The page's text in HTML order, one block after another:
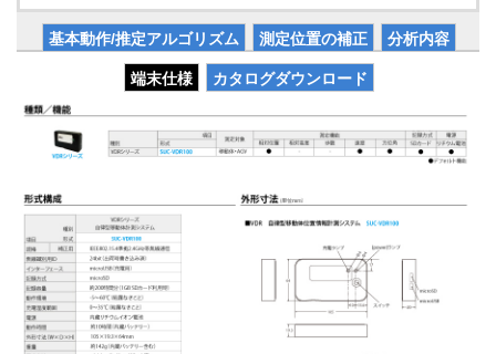
基本動作/推定アルゴリズム 測定位置の補正 分析内容
端末仕様 カタログダウンロード